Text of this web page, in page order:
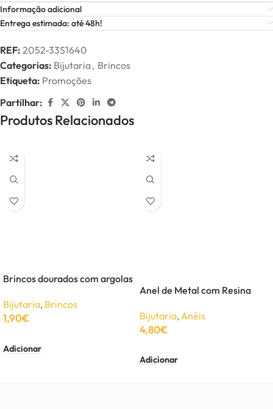
Informação adicional
Entrega estimada: até 48h!
REF: 2052-33S1640
Categorias: Bijutaria, Brincos
Etiqueta: Promoções
Partilhar:
Produtos Relacionados
Brincos dourados com argolas
Bijutaria, Brincos
1,90€
Adicionar
Anel de Metal com Resina
Bijutaria, Anéis
4,80€
Adicionar